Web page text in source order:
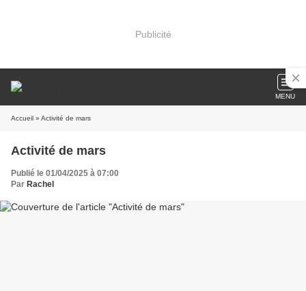
Publicité
MENU
Accueil » Activité de mars
Activité de mars
Publié le 01/04/2025 à 07:00
Par Rachel